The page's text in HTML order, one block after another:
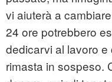
vi aiuterà a
24 ore potrebbero
dedicarvi al lavoro
rimasta in sospeso.